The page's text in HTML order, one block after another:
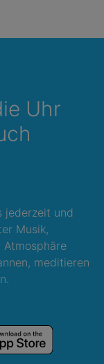
Uhr
jederzeit und
Musik,
Atmosphäre
meditieren